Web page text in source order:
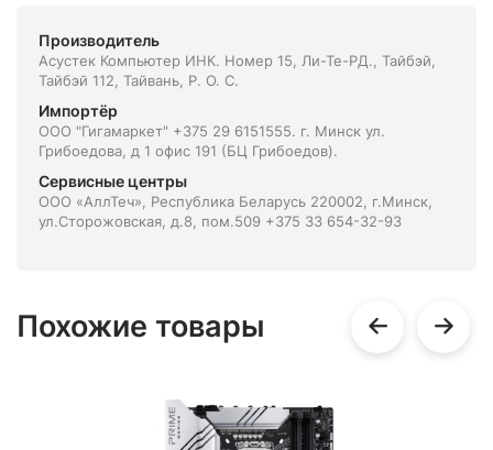
Производитель
Асустек Компьютер ИНК. Номер 15, Ли-Те-РД., Тайбэй,
Тайбэй 112, Тайвань, Р. О. С.
Импортёр
ООО "Гигамаркет" +375 29 6151555. г. Минск ул.
Грибоедова, д 1 офис 191 (БЦ Грибоедов).
Сервисные центры
ООО «АллТеч», Республика Беларусь 220002, г.Минск,
ул.Сторожовская, д.8, пом.509 +375 33 654-32-93
Похожие товары